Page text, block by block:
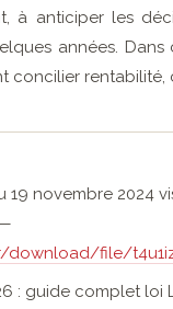
à anticiper les
années.
concilier
19 novembre
file/
: guide complet